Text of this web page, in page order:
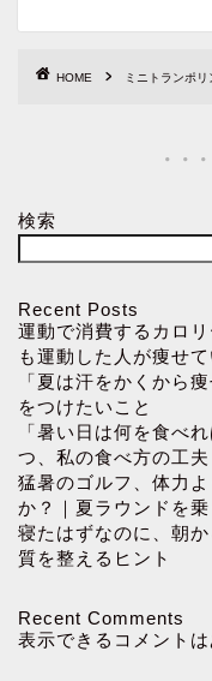
HOME ミニトランポリ
検索
Recent Posts
運動で消費するカロ
も運動した人が痩せ
「夏は汗をかくから
をつけたいこと
「暑い日は何を食べ
つ、私の食べ方の工夫
猛暑のゴルフ、体力
か？｜夏ラウンドを
寝たはずなのに、朝
質を整えるヒント
Recent Comments
表示できるコメントは